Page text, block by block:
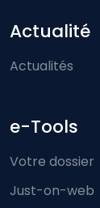
Actualité
Actualités
e-Tools
Votre dossier
Just-on-web